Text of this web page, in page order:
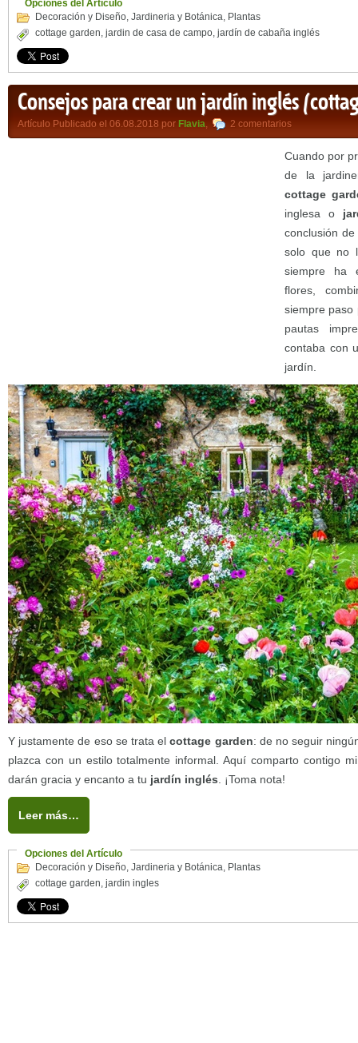
Opciones del Artículo
Decoración y Diseño, Jardineria y Botánica, Plantas
cottage garden, jardin de casa de campo, jardín de cabaña inglés
Consejos para crear un jardín inglés
Artículo Publicado el 06.08.2018 por Flavia, 2 comentarios
Cuando por
de la
cottage
inglesa o
conclusión
solo que no
siempre ha
flores,
siempre paso
pautas
contaba con
jardín.
Y justamente de eso se trata elcottage garden: de no seguir
plazca con un estilo totalmente informal. Aquí comparto contigo
darán gracia y encanto a tu jardín inglés . ¡Toma nota!
Leer más…
Opciones del Artículo
Decoración y Diseño, Jardineria y Botánica, Plantas
cottage garden, jardin ingles